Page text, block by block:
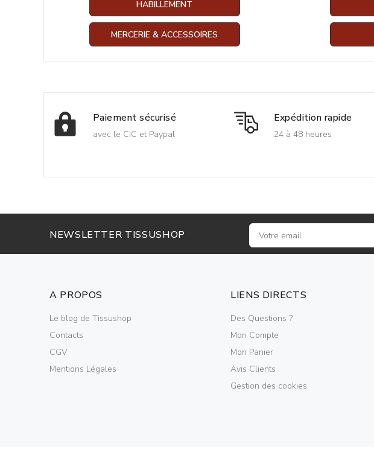
HABILLEMENT
MERCERIE & ACCESSOIRES
Paiement sécurisé
avec le CIC et Paypal
Expédition rapide
24 à 48 heures
NEWSLETTER TISSUSHOP
A PROPOS
Le blog de Tissushop
Contacts
CGV
Mentions Légales
LIENS DIRECTS
Des Questions ?
Mon Compte
Mon Panier
Avis Clients
Gestion des cookies